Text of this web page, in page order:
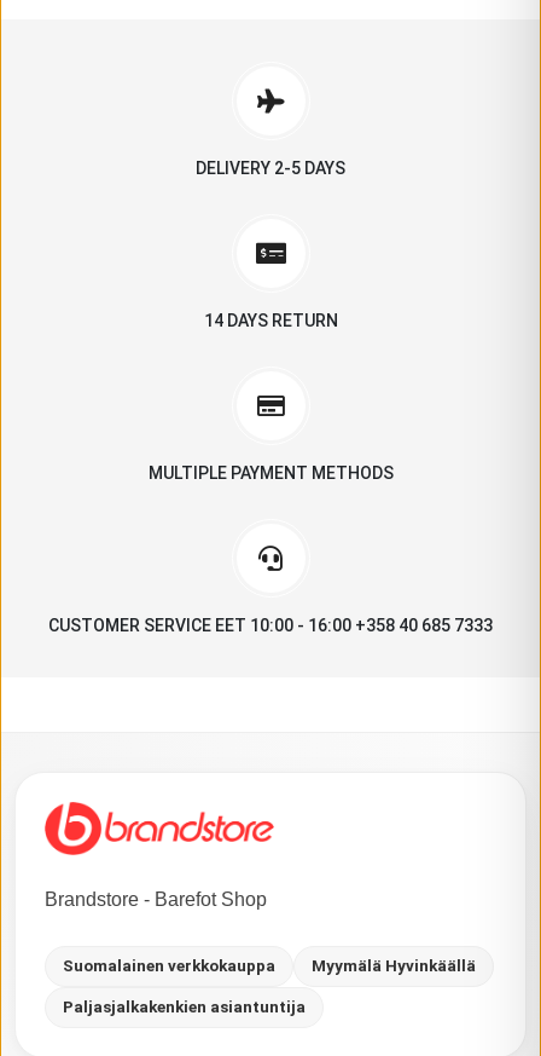
DELIVERY 2-5 DAYS
14 DAYS RETURN
MULTIPLE PAYMENT METHODS
CUSTOMER SERVICE EET 10:00 - 16:00 +358 40 685 7333
Brandstore - Barefot Shop
Suomalainen verkkokauppa Myymälä Hyvinkäällä
Paljasjalkakenkien asiantuntija